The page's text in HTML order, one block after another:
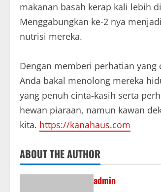
makanan basah kerap kali lebih
Menggabungkan ke-2 nya
nutrisi mereka.
Dengan memberi perhatian yang
Anda bakal menolong mereka
yang penuh cinta-kasih serta
hewan piaraan, namun kawan
kita. https://kanahaus.com
ABOUT THE AUTHOR
admin